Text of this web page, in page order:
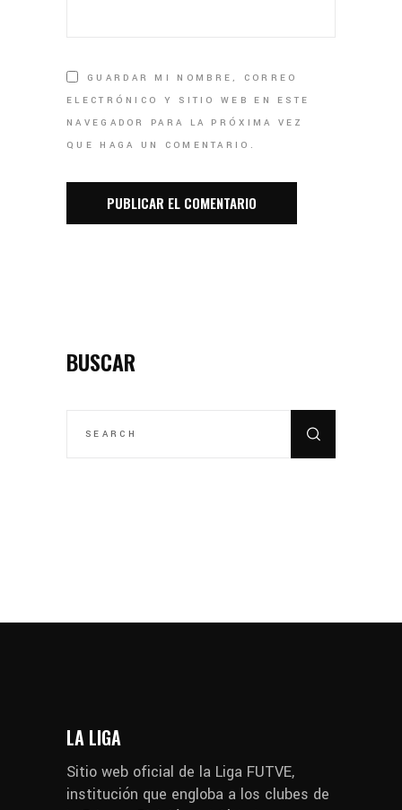
GUARDAR MI NOMBRE, CORREO
ELECTRÓNICO Y SITIO WEB EN ESTE
NAVEGADOR PARA LA PRÓXIMA VEZ
QUE HAGA UN COMENTARIO.
BUSCAR
LA LIGA
Sitio web oficial de la Liga FUTVE,
institución que engloba a los clubes de